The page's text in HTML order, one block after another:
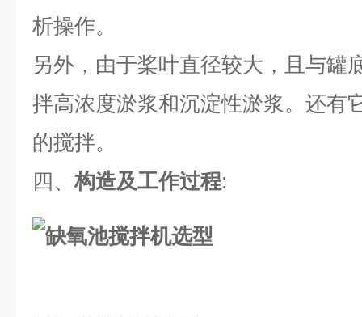
析操作。
另外，由于桨叶直径较大，且与罐
拌高浓度淤浆和沉淀性淤浆。还有
的搅拌。
四、构造及工作过程: